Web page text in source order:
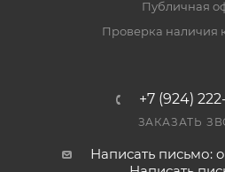
Публичная
Проверка наличия
+7 (924)
ЗАКАЗАТЬ
Написать письмо: